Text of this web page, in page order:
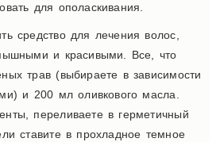
для ополаскивания.
средство для лечения волос,
и красивыми. Все, что
трав (выбираете в зависимости
и 200 мл оливкового масла.
переливаете в герметичный
ставите в прохладное темное